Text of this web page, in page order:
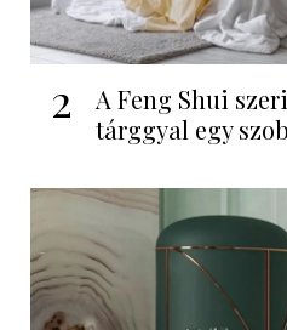
2
A Feng Shui
tárggyal egy